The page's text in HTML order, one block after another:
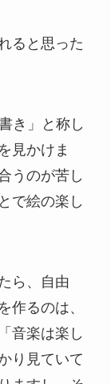
ると思った
き」と称し
見かけま
うのが苦し
で絵の楽し
ら、自由
作るのは、
音楽は楽し
り見ていて